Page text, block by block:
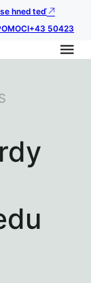
hned teď
+43 50423